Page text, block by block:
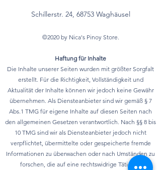
Schillerstr. 24, 68753 Waghäusel
©2020 by Nica's Pinoy Store.
Haftung für Inhalte
Die Inhalte unserer Seiten wurden mit größter Sorgfalt
erstellt. Für die Richtigkeit, Vollständigkeit und
Aktualität der Inhalte können wir jedoch keine Gewähr
übernehmen. Als Diensteanbieter sind wir gemäß § 7
Abs.1 TMG für eigene Inhalte auf diesen Seiten nach
den allgemeinen Gesetzen verantwortlich. Nach §§ 8 bis
10 TMG sind wir als Diensteanbieter jedoch nicht
verpflichtet, übermittelte oder gespeicherte fremde
Informationen zu überwachen oder nach Umständen zu
forschen, die auf eine rechtswidrige Tätigkeit